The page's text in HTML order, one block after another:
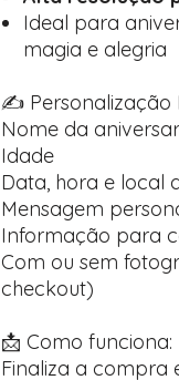
Ideal para
magia e alegria
✍️ Personalização
Nome da
Idade
Data, hora e local
Mensagem
Informação para
Com ou sem
checkout)
📩 Como funciona:
Finaliza a compra